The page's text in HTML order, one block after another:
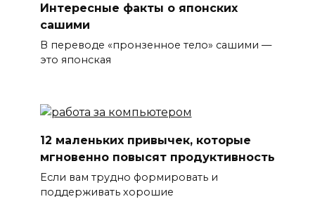
Интересные факты о японских
сашими
В переводе «пронзенное тело» сашими —
это японская
12 маленьких привычек, которые
мгновенно повысят продуктивность
Если вам трудно формировать и
поддерживать хорошие